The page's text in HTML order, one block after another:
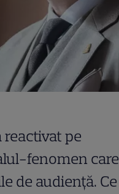
pe
fenomen care
de audiență. Ce